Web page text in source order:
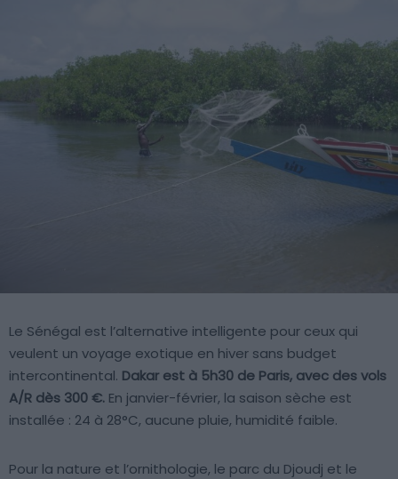
Le Sénégal est l’alternative intelligente pour ceux qui
veulent un voyage exotique en hiver sans budget
intercontinental. Dakar est à 5h30 de Paris, avec des vols
A/R dès 300 €. En janvier-février, la saison sèche est
installée : 24 à 28°C, aucune pluie, humidité faible.
Pour la nature et l’ornithologie, le parc du Djoudj et le